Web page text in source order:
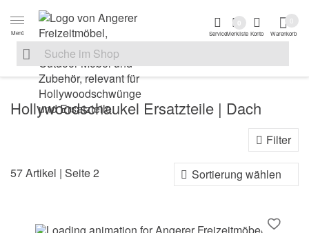
Zur Navigation springen
Menü
Suche nach
Suche im Shop, nach der Eingabe von 3 Buchstaben
ServiceMerkliste
0
Konto Warenkorb
Hollywoodschaukel Ersatzteile | Dach
Filter
57 Artikel | Seite 2 Sortierung